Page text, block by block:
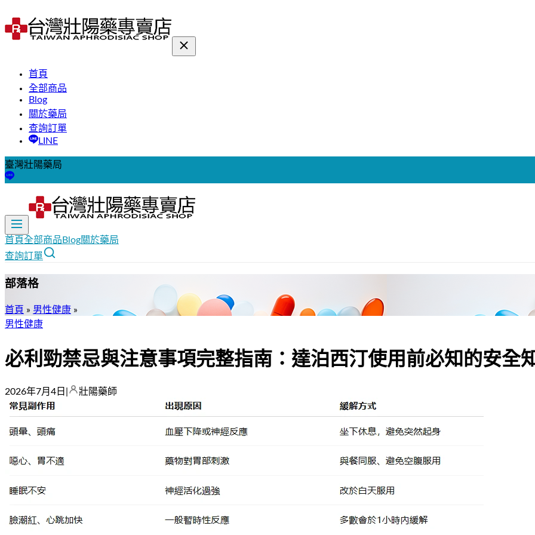
首頁
全部商品
Blog
關於藥局
查詢訂單
LINE
臺灣壯陽藥局
首頁全部商品 Blog關於藥局
查詢訂單
部落格
首頁 » 男性健康 »
男性健康
必利勁禁忌與注意事項完整指南：達泊西汀使用前必知的安全
2026年7月4日 壯陽藥師